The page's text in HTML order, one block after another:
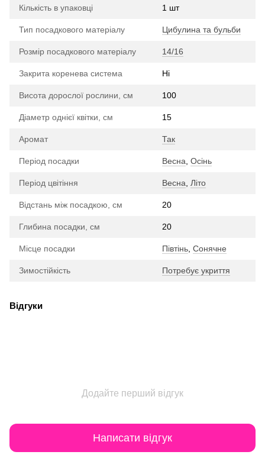
Кількість в упаковці 1 шт
Тип посадкового матеріалу Цибулина та бульби
Розмір посадкового матеріалу 14/16
Закрита коренева система Ні
Висота дорослої рослини, см 100
Діаметр однієї квітки, см 15
Аромат Так
Період посадки Весна Осінь
Період цвітіння Весна Літо
Відстань між посадкою, см 20
Глибина посадки, см 20
Місце посадки Півтінь Сонячне
Зимостійкість Потребує укриття
Відгуки
Додайте перший відгук
Написати відгук